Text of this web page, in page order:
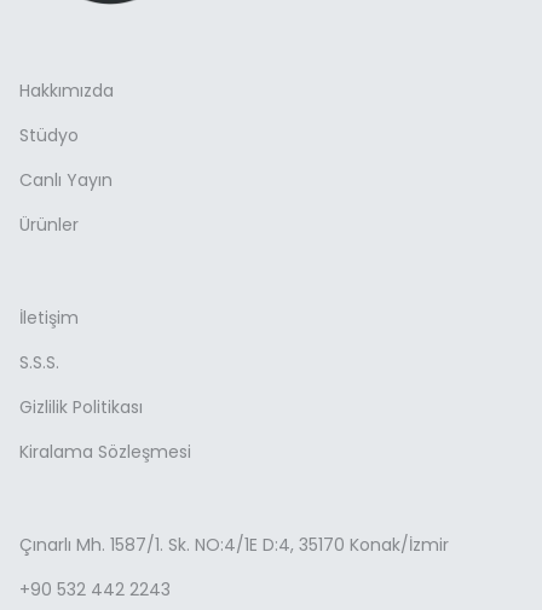
Hakkımızda
Stüdyo
Canlı Yayın
Ürünler
İletişim
S.S.S.
Gizlilik Politikası
Kiralama Sözleşmesi
Çınarlı Mh. 1587/1. Sk. NO:4/1E D:4, 35170 Konak/İzmir
+90 532 442 2243